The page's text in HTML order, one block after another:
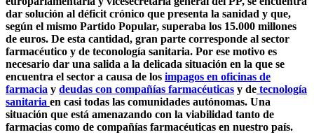
dar solución al déficit crónico que presenta la sanidad y que,
según el mismo Partido Popular, superaba los 15.000 millones
de euros. De esta cantidad, gran parte corresponde al sector
farmacéutico y de teconología sanitaria. Por ese motivo es
necesario dar una salida a la delicada situación en la que se
encuentra el sector a causa de los impagos en oficinas de
farmacia y deudas con compañías farmacéuticas y de tecnología
sanitaria en casi todas las comunidades autónomas. Una
situación que está amenazando con la viabilidad tanto de
farmacias como de compañías farmacéuticas en nuestro país.